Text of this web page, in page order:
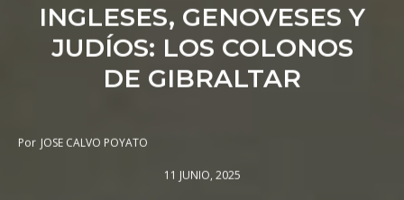
INGLESES, GENOVESES Y
JUDÍOS: LOS COLONOS
DE GIBRALTAR
Por JOSE CALVO POYATO
11 JUNIO, 2025